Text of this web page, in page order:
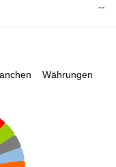
--
Währungen